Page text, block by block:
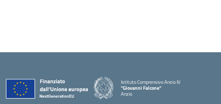
Istituto Comprensivo Anzio IV
"Giovanni Falcone"
Anzio